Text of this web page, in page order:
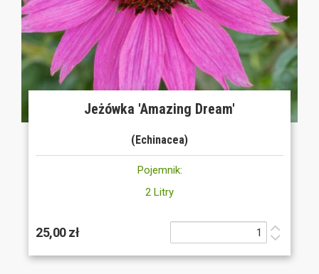
Jeżówka 'Amazing Dream'
(Echinacea)
Pojemnik:
2 Litry
25,00 zł